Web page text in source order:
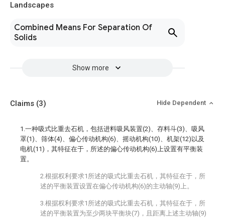
Landscapes
Combined Means For Separation Of
Solids
Show more
Claims (3) Hide Dependent
1.一种吸式比重去石机，包括进料吸风装置(2)、存料斗(3)、吸风
罩(1)、筛体(4)、偏心传动机构(6)、摇动机构(10)、机架(12)以及
电机(11)，其特征在于，所述的偏心传动机构(6)上设置有平衡装
置。
2.根据权利要求1所述的吸式比重去石机，其特征在于，所
述的平衡装置设置在偏心传动机构(6)的主动轴(9)上。
3.根据权利要求1所述的吸式比重去石机，其特征在于，所
述的平衡装置为至少两块平衡块(7)，且距离上述主动轴(9)